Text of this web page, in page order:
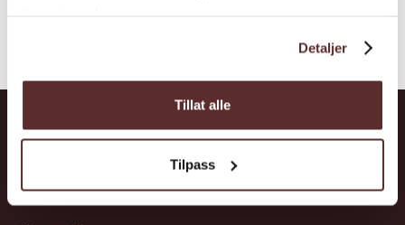
Detaljer
Tillat alle
Tilpass